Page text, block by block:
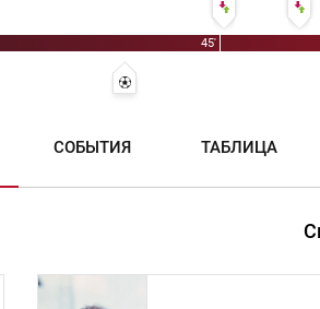
45'
46' Сергей
СОБЫТИЯ ТАБЛИЦА